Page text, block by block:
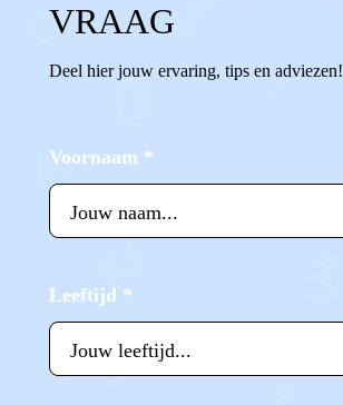
VRAAG
Deel hier jouw ervaring, tips en adviezen!
Voornaam *
Leeftijd *